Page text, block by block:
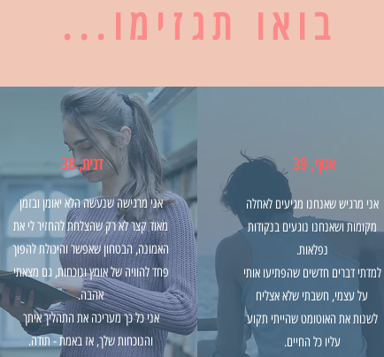
...בואו תגזימו
דנית, 38
אני מרגישה שנעשה הלא יאומן ובזמן
מאוד קצר לא רק שהצלחת להחזיר לי את
האמונה, הבטחון שאפשר והיכולת להפוך
פחד להוויה של אומץ ונוכחות, גם מצאתי
אהבה.
אני כל כך מעריכה את התהליך איתך
והנוכחות שלך, אז באמת - תודה.
אסף, 39
אני מרגיש שאנחנו מגיעים לאחלה
מקומות ושאנחנו נוגעים בנקודות
נפלאות.
למדתי דברים חדשים שהפתיעו אותי
על עצמי, חשבתי שלא אצליח
לשנות את האוטומט שהייתי תקוע
עליו כל החיים.